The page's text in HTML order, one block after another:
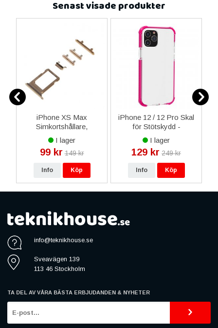
Senast visade produkter
iPhone XS Max
Simkortshållare,
Sidoknappar - Guld
I lager
99 kr 149 kr
Info Köp
iPhone 12 / 12 Pro Skal
för Stötskydd -
Transparent Rosa
I lager
129 kr 249 kr
Info Köp
info@teknikhouse.se
Sveavägen 139
113 46 Stockholm
TA DEL AV VÅRA BÄSTA ERBJUDANDEN & NYHETER